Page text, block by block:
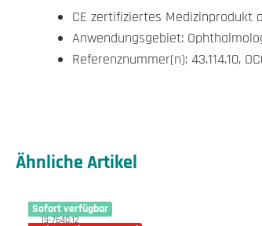
CE zertifiziertes Medizinprodukt
Anwendungsgebiet:
Referenznummer(n): 43.114.10,
Produktgalerie überspringen
Ähnliche Artikel
Sofort verfügbar
19-7640.12